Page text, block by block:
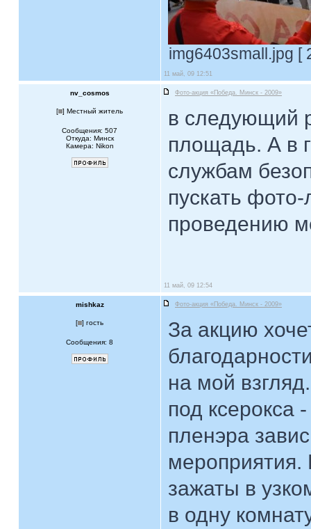
img6403small.jpg [
11 май, 09 12:51
nv_cosmos Фото-акция «Победа. Минск - 2009»
[ ] Местный житель
Сообщения: 507
Откуда: Минск
Камера: Nikon
в следующий
площадь. А в
службам
пускать
проведению
11 май, 09 12:54
mishkaz Фото-акция «Победа. Минск - 2009»
[ ] гость
Сообщения: 8
За акцию
на мой
под ксерокса
пленэра
мероприятия.
зажаты в
в одну